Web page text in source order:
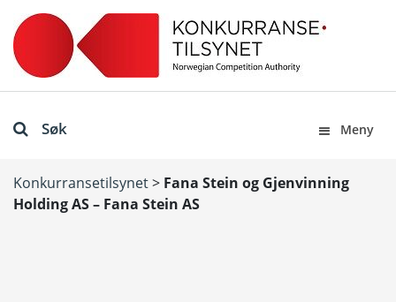
Søk Meny
Konkurransetilsynet> Fana Stein og Gjenvinning
Holding AS – Fana Stein AS